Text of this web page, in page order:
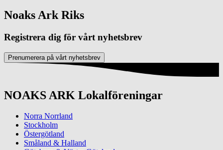
Noaks Ark Riks
Registrera dig för vårt nyhetsbrev
Prenumerera på vårt nyhetsbrev
NOAKS ARK Lokalföreningar
Norra Norrland
Stockholm
Östergötland
Småland & Halland